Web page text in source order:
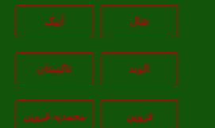
تاکستان
قزوين محمديه-قزوين